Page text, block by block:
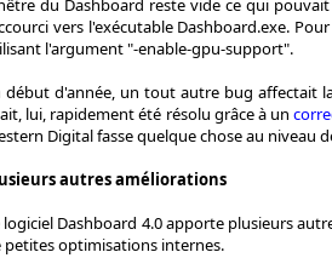
vers l'exécutable Dashboard.exe.
l'argument "-enable-gpu-support".
début d'année, un tout autre bug affectait
lui, rapidement été résolu grâce à un
Digital fasse quelque chose au niveau
autres améliorations
logiciel Dashboard 4.0 apporte plusieurs
petites optimisations internes.